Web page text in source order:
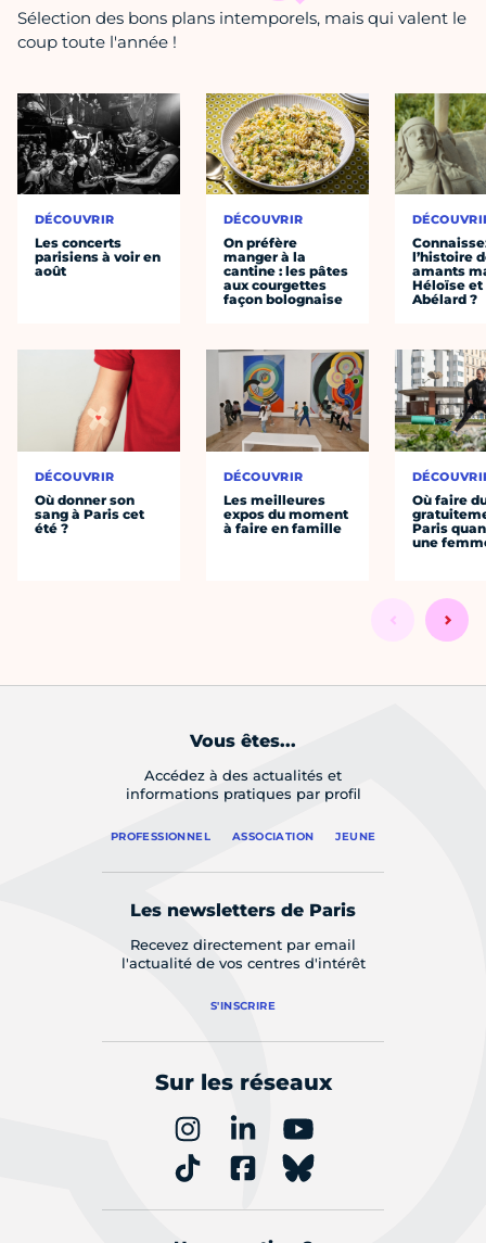
Sélection des bons plans intemporels, mais qui valent le
coup toute l'année !
DÉCOUVRIR
Les concerts
parisiens à voir en
août
DÉCOUVRIR
Où donner son
sang à Paris cet
été ?
DÉCOUVRIR
On préfère
manger à la
cantine : les pâtes
aux courgettes
façon bolognaise
DÉCOUVRIR
Les meilleures
expos du moment
à faire en famille
l’histoire
amants
Héloïse et
Abélard ?
Où faire
Paris
une
Vous êtes...
Accédez à des actualités et
informations pratiques par profil
PROFESSIONNEL ASSOCIATION JEUNE
Les newsletters de Paris
Recevez directement par email
l'actualité de vos centres d'intérêt
S'INSCRIRE
Sur les réseaux